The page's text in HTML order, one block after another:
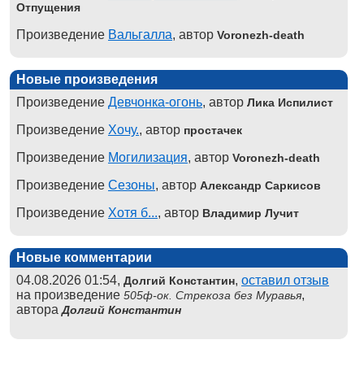
Отпущения
Произведение Вальгалла, автор Voronezh-death
Новые произведения
Произведение Девчонка-огонь, автор Лика Испилист
Произведение Хочу., автор простачек
Произведение Могилизация, автор Voronezh-death
Произведение Сезоны, автор Александр Саркисов
Произведение Хотя б..., автор Владимир Лучит
Новые комментарии
04.08.2026 01:54, Долгий Константин, оставил отзыв
на произведение 505ф-ок. Стрекоза без Муравья,
автораДолгий Константин